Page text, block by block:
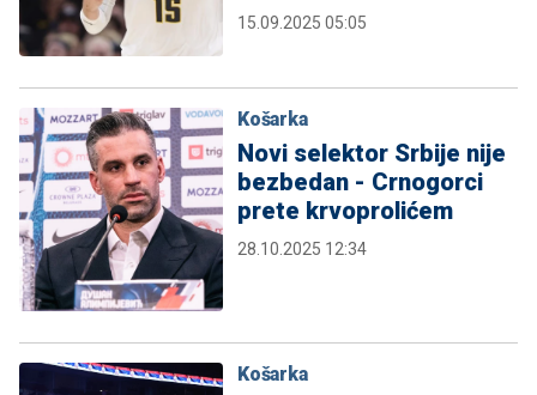
15.09.2025 05:05
Košarka
Novi selektor Srbije nije
bezbedan - Crnogorci
prete krvoprolićem
28.10.2025 12:34
Košarka